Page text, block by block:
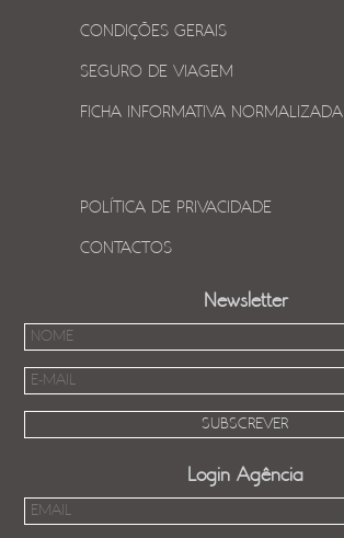
CONDIÇÕES GERAIS
SEGURO DE VIAGEM
FICHA INFORMATIVA NORMALIZADA
POLÍTICA DE PRIVACIDADE
CONTACTOS
Newsletter
Login Agência